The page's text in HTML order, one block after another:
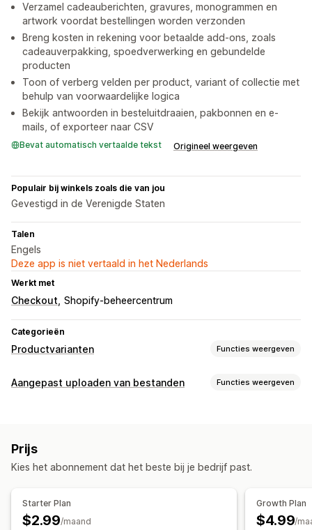
Verzamel cadeauberichten, gravures, monogrammen en
artwork voordat bestellingen worden verzonden
Breng kosten in rekening voor betaalde add-ons, zoals
cadeauverpakking, spoedverwerking en gebundelde
producten
Toon of verberg velden per product, variant of collectie met
behulp van voorwaardelijke logica
Bekijk antwoorden in besteluitdraaien, pakbonnen en e-
mails, of exporteer naar CSV
Bevat automatisch vertaalde tekst Origineel weergeven
Populair bij winkels zoals die van jou
Gevestigd in de Verenigde Staten
Talen
Engels
Deze app is niet vertaald in het Nederlands
Werkt met
Checkout Shopify-beheercentrum
Categorieën
Productvarianten Functies weergeven
Aanpassing
Aangepaste tekst
Importeren en exporteren Variantweergave
Prijs
Voorwaardelijke prijzen
Aangepast uploaden van bestanden Functies weergeven
Bestandsbeheer
Prijs
Kies het abonnement dat het beste bij je bedrijf past.
Starter Plan
$2.99/maand
Growth Plan
$4.99/